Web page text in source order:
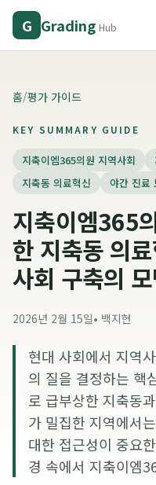
G Grading Hub
홈/평가 가이드
KEY SUMMARY GUIDE
지축이엠365의원 지역사회
지축동 의료혁신
야간 진료
지축이엠365
한 지축동 의
사회 구축의
2026년 2월 15일• 백지현
현대 사회에서 지역
의 질을 결정하는 핵
로 급부상한 지축동
가 밀집한 지역에서
대한 접근성이 중요
경 속에서 지축이엠